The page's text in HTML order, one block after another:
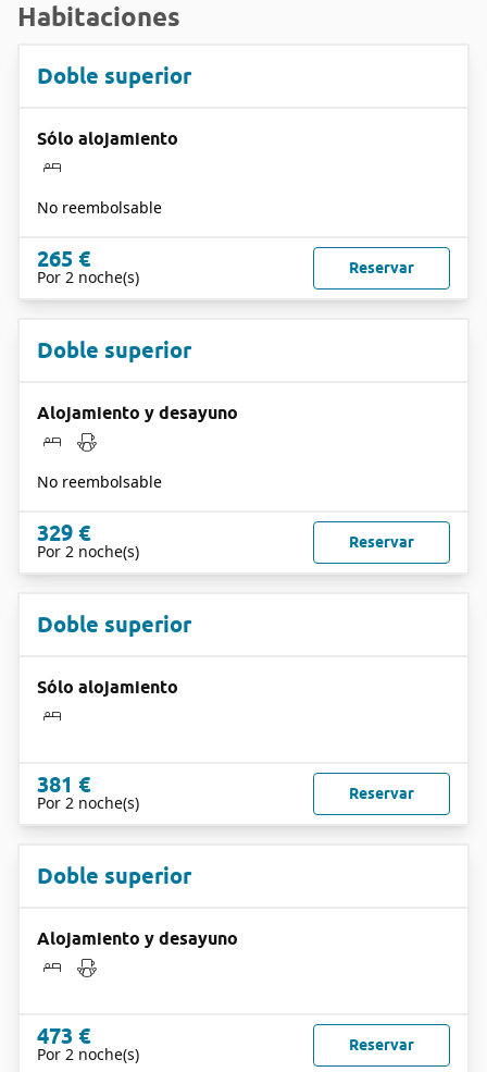
Habitaciones
Doble superior
Sólo alojamiento
No reembolsable
265 €
Por 2 noche(s) Reservar
Doble superior
Alojamiento y desayuno
No reembolsable
329 €
Por 2 noche(s) Reservar
Doble superior
Sólo alojamiento
381 €
Por 2 noche(s) Reservar
Doble superior
Alojamiento y desayuno
473 €
Por 2 noche(s) Reservar